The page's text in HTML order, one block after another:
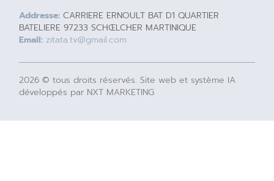
Addresse: CARRIERE ERNOULT BAT D1 QUARTIER
BATELIERE 97233 SCHŒLCHER MARTINIQUE
Email: zitata.tv@gmail.com
2026 © tous droits réservés. Site web et système IA
développés par NXT MARKETING